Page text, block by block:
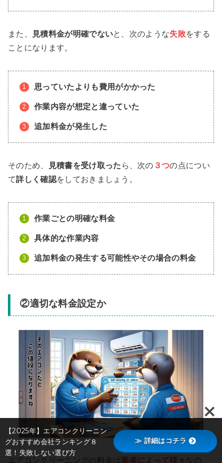
また、 見積料金が明確でないと、次のような失敗をする
ことになります。
思っていたよりも費用がかかった
作業内容が想定と違っていた
追加料金が発生した
そのため、 見積書を受け取った ら、次の ３つの点につい
て詳しく確認をしておきましょう。
作業ごとの明確な料金
具体的な作業内容
追加料金の発生する可能性やその場合の料金
②適切な料金設定か
エアコンクリーニングの料金は 業者によって様々 なの
【2025年】エアコンクリーニン
グおすすめ会社ランキング８
選！失敗しない選び方
≫ 詳細はコチラ